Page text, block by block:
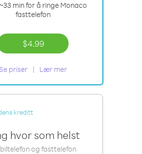
~33 minfor å ringe Monaco
fasttelefon
$4.99
Se priser Lær mer
kreditt
hvor som helst
og fasttelefon